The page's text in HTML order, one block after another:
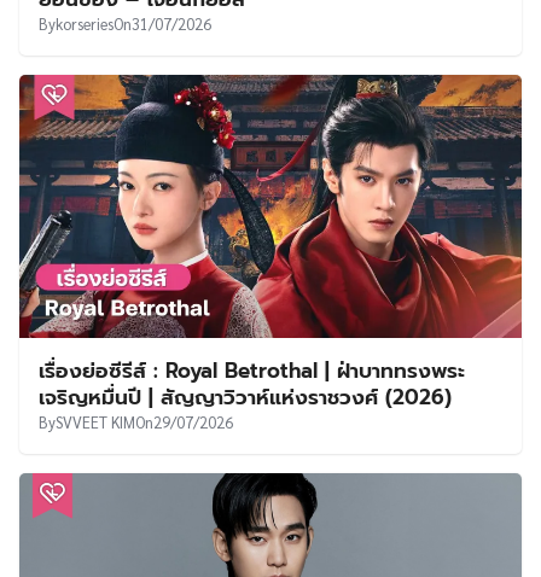
BykorseriesOn31/07/2026
เรื่องย่อซีรีส์ : Royal Betrothal | ฝ่าบาททรงพระ
เจริญหมื่นปี | สัญญาวิวาห์แห่งราชวงศ์ (2026)
BySVVEET KIMOn29/07/2026